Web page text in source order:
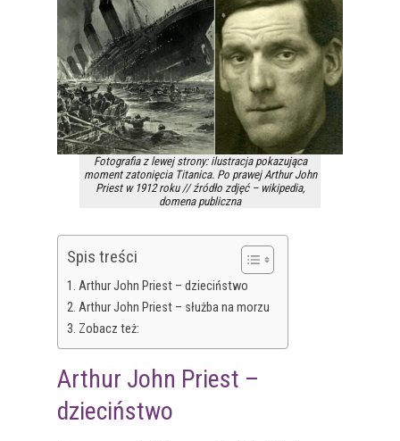
Fotografia z lewej strony: ilustracja pokazująca
moment zatonięcia Titanica. Po prawej Arthur John
Priest w 1912 roku // źródło zdjęć – wikipedia,
domena publiczna
Spis treści
Arthur John Priest – dzieciństwo
Arthur John Priest – służba na morzu
Zobacz też:
Arthur John Priest –
dzieciństwo